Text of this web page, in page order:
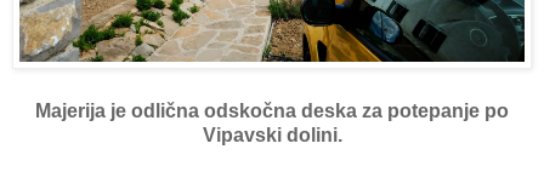
Majerija je odlična odskočna deska za potepanje po
Vipavski dolini.